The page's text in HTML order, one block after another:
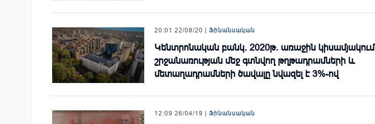
20:01 22/08/20 | Ֆինանսական
Կենտրոնական բանկ. 2020թ. առաջին կիսամյակում
շրջանառության մեջ գտնվող թղթադրամների և
մետաղադրամների ծավալը նվազել է 3%-ով
12:09 26/04/19 | Ֆինանսական